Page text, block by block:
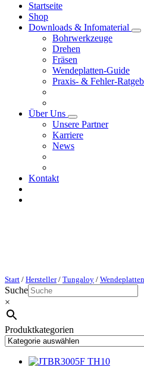
Startseite
Shop
Downloads & Infomaterial
Bohrwerkzeuge
Drehen
Fräsen
Wendeplatten-Guide
Praxis- & Fehler-
Über Uns
Unsere Partner
Karriere
News
Kontakt
Start / Hersteller/ Tungaloy /
Suche
×
Produktkategorien